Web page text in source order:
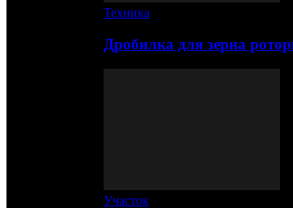
Техника
Дробилка для зерна
Участок